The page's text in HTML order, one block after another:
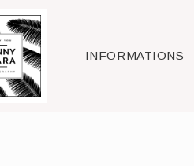
INFORMATIONS